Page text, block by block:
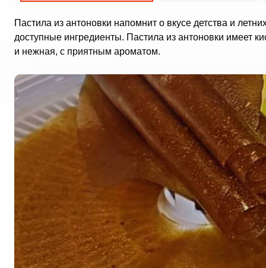
Пастила из антоновки напомнит о вкусе детства и
доступные ингредиенты. Пастила из антоновки имеет
и нежная, с приятным ароматом.